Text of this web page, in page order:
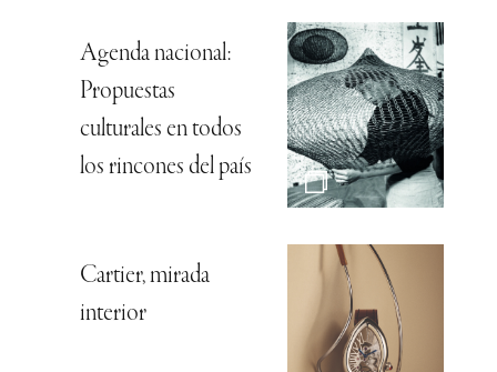
Agenda nacional:
Propuestas
culturales en todos
los rincones del país
Cartier, mirada
interior